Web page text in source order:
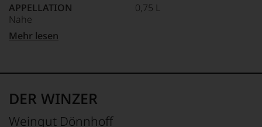
um
zu
unterstreichen,
auf
Niveau
unsere
Weinselektion
bewegt.
Zeitschrift
»Wine
&
Spirits«.
sie
schwierigste
der
die
Weinwelt,
denn
an
der
APPELLATION
Nahe
QUALITÄTSSTUFE
REBSORTEN
0,75 L
BRENNWERT
Mehr lesen
DER WINZER
Weingut Dönnhoff